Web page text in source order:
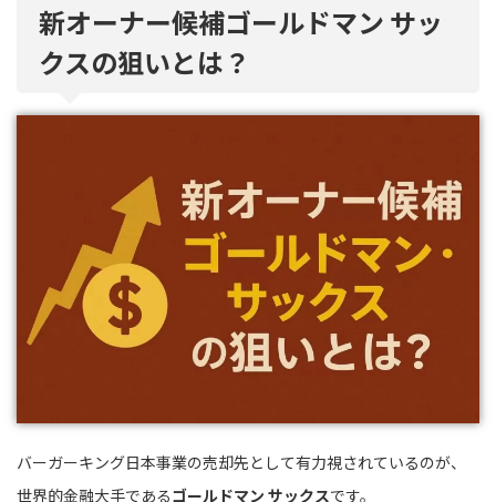
新オーナー候補ゴールドマン サッ
クスの狙いとは？
バーガーキング日本事業の売却先として有力視されているのが、
世界的金融大手であるゴールドマン サックスです。